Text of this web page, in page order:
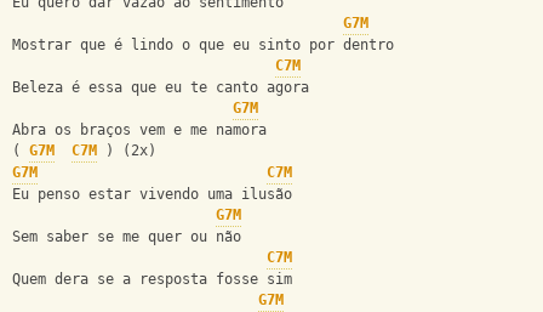
G7M
Mostrar que é lindo o que eu sinto por dentro
C7M
Beleza é essa que eu te canto agora
G7M
Abra os braços vem e me namora
( G7M C7M ) (2x)
G7M
C7M
Eu penso estar vivendo uma ilusão
G7M
Sem saber se me quer ou não
C7M
Quem dera se a resposta fosse sim
G7M